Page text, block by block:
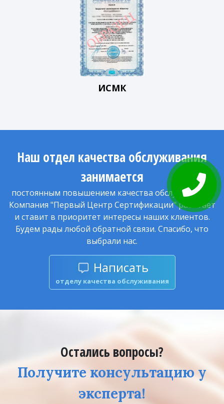
ИСМК
Наш отдел качества обслуживания
занимается
постоянным повышением качества обслуживания.
Компания "Первый Центр Сертификации" работает
и ставит в приоритет интересы наших клиентов.
Будем рады любой обратной связи. Спасибо, что
выбрали нас.
Написать
отделу качества обслуживания
Остались вопросы?
Получите консультацию у
эксперта!